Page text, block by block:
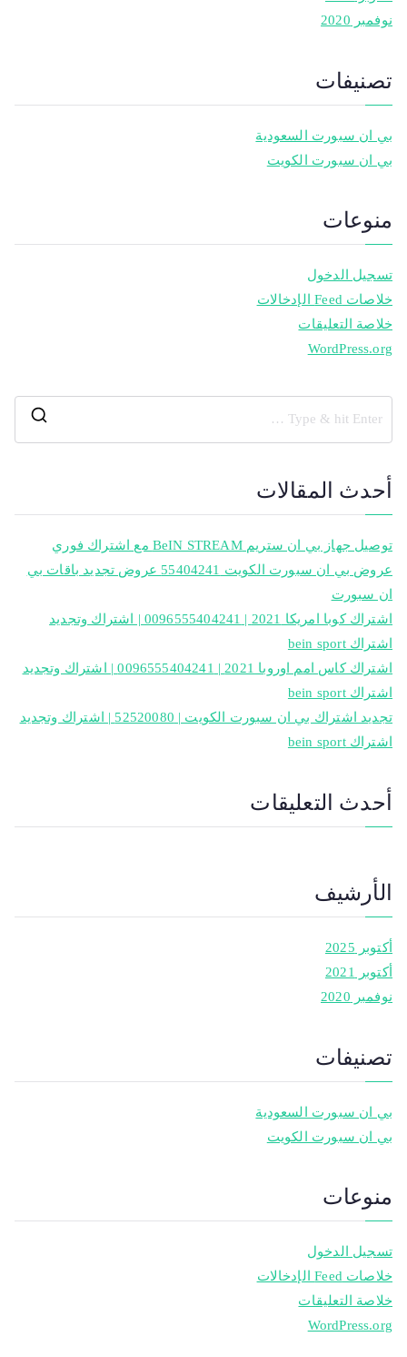
نوفمبر 2020
تصنيفات
بي ان سبورت السعودية
بي ان سبورت الكويت
منوعات
تسجيل الدخول
خلاصات Feed الإدخالات
خلاصة التعليقات
WordPress.org
أحدث المقالات
توصيل جهاز بي ان ستريم BeIN STREAM مع اشتراك فوري
عروض بي ان سبورت الكويت 55404241 عروض تجديد باقات بي
ان سبورت
اشتراك كوبا امريكا 2021 | 0096555404241 | اشتراك وتجديد
اشتراك bein sport
اشتراك كاس امم اوروبا 2021 | 0096555404241 | اشتراك وتجديد
اشتراك bein sport
تجديد اشتراك بي ان سبورت الكويت | 52520080 | اشتراك وتجديد
اشتراك bein sport
أحدث التعليقات
الأرشيف
أكتوبر 2025
أكتوبر 2021
نوفمبر 2020
تصنيفات
بي ان سبورت السعودية
بي ان سبورت الكويت
منوعات
تسجيل الدخول
خلاصات Feed الإدخالات
خلاصة التعليقات
WordPress.org